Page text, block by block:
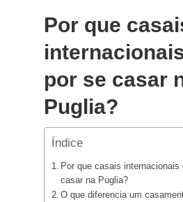
Por que
por se casar
Puglia?
Índice
Por que casais internacionais
casar na Puglia?
O que diferencia um